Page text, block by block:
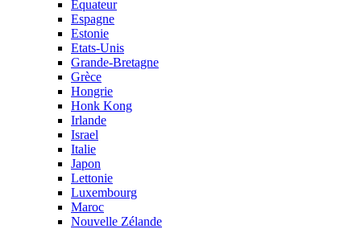
Équateur
Espagne
Estonie
Etats-Unis
Grande-Bretagne
Grèce
Hongrie
Honk Kong
Irlande
Israel
Italie
Japon
Lettonie
Luxembourg
Maroc
Nouvelle Zélande